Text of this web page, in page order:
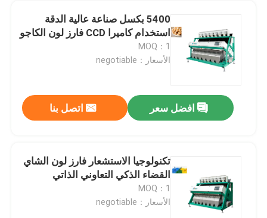
5400 بكسل صناعة عالية الدقة
استخدام كاميرا CCD فارز لون الكاجو
MOQ：1
الأسعار：negotiable
افضل سعر اتصل بنا
تكنولوجيا الاستشعار فارز لون الشاي
القضاء الذكي التعاوني الذاتي
MOQ：1
الأسعار：negotiable